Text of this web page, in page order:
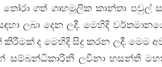
තෝරා ගත් ගෘහමූලික කාන්තා
ලබා දෙන ලදී. මෙහිදි
ද මෙහිදි සිදු කරන ලදී. මෙම
සම්බන්ධිකාරිනි ලවීනා හසන්ති